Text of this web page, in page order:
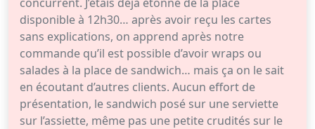
disponible à 12h30… après avoir reçu les cartes
sans explications, on apprend après notre
commande qu’il est possible d’avoir wraps ou
salades à la place de sandwich… mais ça on le sait
en écoutant d’autres clients. Aucun effort de
présentation, le sandwich posé sur une serviette
sur l’assiette, même pas une petite crudités sur le